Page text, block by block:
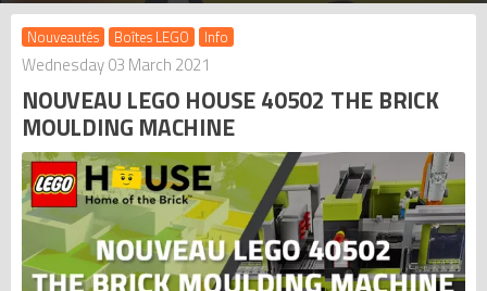
BONS PLANS
ACTUALITÉS
ASSOCIATIONS DE FANS
EXPOSITIONS LEGO
LEGO LES PLUS CHERS
DERNIERS LEGO AJOUTÉS
Nouveautés Boîtes LEGO Info
Wednesday 03 March 2021
NOUVEAU LEGO HOUSE 40502 THE BRICK
MOULDING MACHINE